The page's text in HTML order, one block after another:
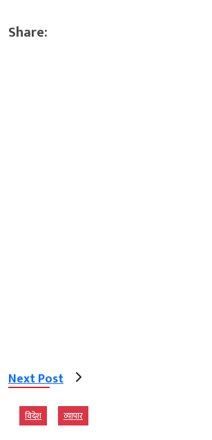
Share:
Next Post
विदेश व्‍यापार